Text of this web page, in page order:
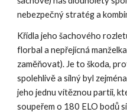
nebezpečný stratég a
Křídla jeho šachového
florbal a nepřejícná
zaměňovat). Je to škoda,
spolehlivě a silný byl
jeho jednu vítěznou partii,
soupeřem o 180 ELO bodů